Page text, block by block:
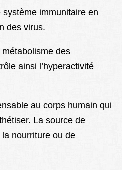
système immunitaire en
des virus.
des
ainsi l’hyperactivité
au corps humain qui
La source de
nourriture ou de